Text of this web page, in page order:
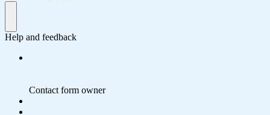
Help and feedback
Contact form owner